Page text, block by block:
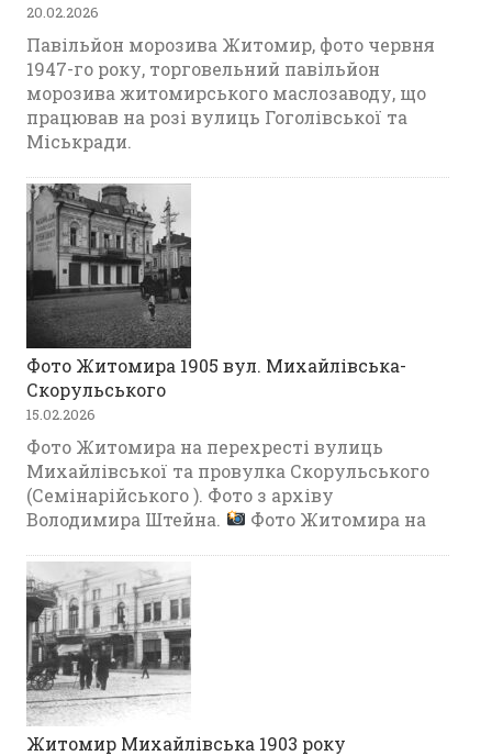
20.02.2026
Павільйон морозива Житомир, фото червня
1947-го року, торговельний павільйон
морозива житомирського маслозаводу, що
працював на розі вулиць Гоголівської та
Міськради.
Фото Житомира 1905 вул. Михайлівська-
Скорульського
15.02.2026
Фото Житомира на перехресті вулиць
Михайлівської та провулка Скорульського
(Семінарійського ). Фото з архіву
Володимира Штейна.
Фото Житомира на
Житомир Михайлівська 1903 року